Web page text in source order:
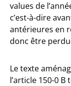
values de
c’est-à-dire
antérieures en
donc être
Le texte
l’article 150-0